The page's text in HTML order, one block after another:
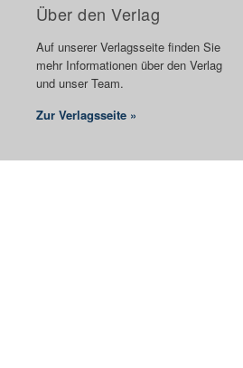
Über den Verlag
Auf unserer Verlagsseite finden Sie
mehr Informationen über den Verlag
und unser Team.
Zur Verlagsseite »